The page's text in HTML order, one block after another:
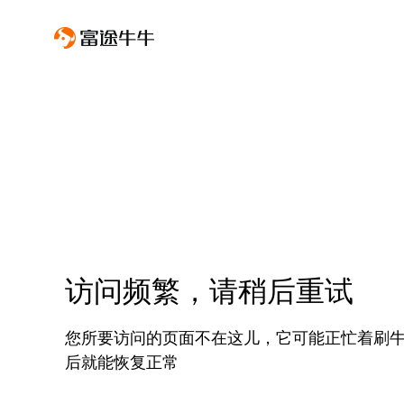
访问频繁，请稍后重试
您所要访问的页面不在这儿，它可能正忙着刷
后就能恢复正常